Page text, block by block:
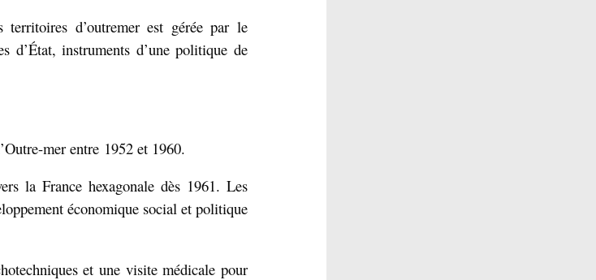
d’outremer est gérée par le
d’État, instruments d’une politique de
mer entre 1952 et 1960.
la France hexagonale dès 1961. Les
économique social et politique
et une visite médicale pour